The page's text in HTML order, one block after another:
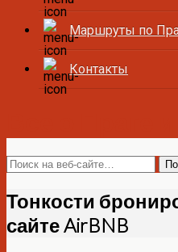
Маршруты по
Контакты
Тонкости
сайте AirBNB